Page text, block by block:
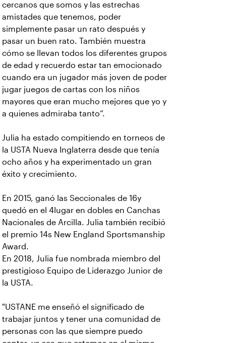
cercanos que somos y las estrechas
amistades que tenemos, poder
simplemente pasar un rato después y
pasar un buen rato. También muestra
cómo se llevan todos los diferentes grupos
de edad y recuerdo estar tan emocionado
cuando era un jugador más joven de poder
jugar juegos de cartas con los niños
mayores que eran mucho mejores que yo y
a quienes admiraba tanto”.
Julia ha estado compitiendo en torneos de
la USTA Nueva Inglaterra desde que tenía
ocho años y ha experimentado un gran
éxito y crecimiento.
En 2015, ganó las Seccionales de 16y
quedó en el 4lugar en dobles en Canchas
Nacionales de Arcilla. Julia también recibió
el premio 14s New England Sportsmanship
Award.
En 2018, Julia fue nombrada miembro del
prestigioso Equipo de Liderazgo Junior de
la USTA.
"USTANE me enseñó el significado de
trabajar juntos y tener una comunidad de
personas con las que siempre puedo